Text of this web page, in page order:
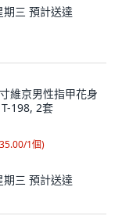
期三 預計送達
維京男性指甲花身
198, 2套
1個)
期三 預計送達